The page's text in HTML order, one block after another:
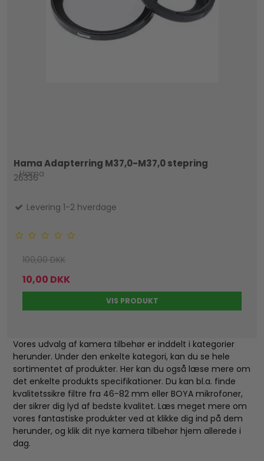
Hama Adapterring M37,0-M37,0 stepring
Hama
26336
Levering 1-2 hverdage
100,00 DKK
10,00 DKK
VIS PRODUKT
Vores udvalg af kamera tilbehør er inddelt i kategorier
herunder. Under den enkelte kategori, kan du se hele
sortimentet af produkter. Her kan du også læse mere om
det enkelte produkts specifikationer. Du kan bl.a. finde
kvalitetssikre filtre fra 46-82 mm eller BOYA mikrofoner,
der sikrer dig lyd af bedste kvalitet. Læs meget mere om
vores fantastiske produkter ved at klikke dig ind på dem
herunder, og klik dit nye kamera tilbehør hjem allerede i
dag.